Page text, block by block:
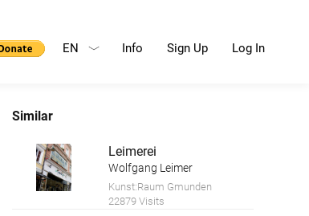
Info Sign Up Log In
EN
Similar
Leimerei
Wolfgang Leimer
Kunst:Raum Gmunden
22879 Visits